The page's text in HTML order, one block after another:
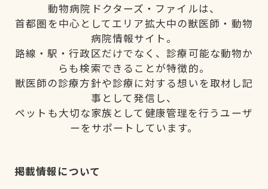
動物病院ドクターズ・ファイルは、
首都圏を中心としてエリア拡大中の獣医師・動物
病院情報サイト。
路線・駅・行政区だけでなく、診療可能な動物か
らも検索できることが特徴的。
獣医師の診療方針や診療に対する想いを取材し記
事として発信し、
ペットも大切な家族として健康管理を行うユーザ
ーをサポートしています。
掲載情報について